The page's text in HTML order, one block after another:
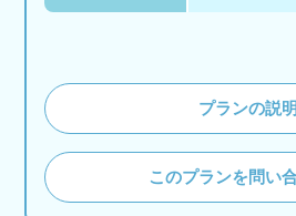
プランの説明
このプランを問い